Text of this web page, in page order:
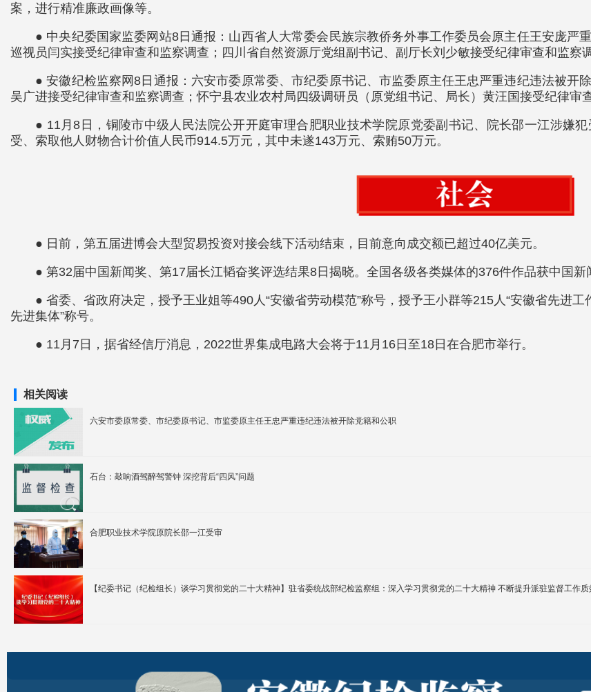
案，进行精准廉政画像等。
● 中央纪委国家监委网站8日通报：山西省人大常委会民族宗教侨务外事工作委员会原主任王安庞严
巡视员闫实接受纪律审查和监察调查；四川省自然资源厅党组副书记、副厅长刘少敏接受纪律审查和监察调
● 安徽纪检监察网8日通报：六安市委原常委、市纪委原书记、市监委原主任王忠严重违纪违法被开
吴广进接受纪律审查和监察调查；怀宁县农业农村局四级调研员（原党组书记、局长）黄汪国接受纪律审
● 11月8日，铜陵市中级人民法院公开开庭审理合肥职业技术学院原党委副书记、院长邵一江涉嫌
受、索取他人财物合计价值人民币914.5万元，其中未遂143万元、索贿50万元。
● 日前，第五届进博会大型贸易投资对接会线下活动结束，目前意向成交额已超过40亿美元。
● 第32届中国新闻奖、第17届长江韬奋奖评选结果8日揭晓。全国各级各类媒体的376件作品获中国新
● 省委、省政府决定，授予王业姐等490人“安徽省劳动模范”称号，授予王小群等215人“安徽省先进
先进集体”称号。
● 11月7日，据省经信厅消息，2022世界集成电路大会将于11月16日至18日在合肥市举行。
相关阅读
六安市委原常委、市纪委原书记、市监委原主任王忠严重违纪违法被开除党籍和公职
石台：敲响酒驾醉驾警钟 深挖背后“四风”问题
合肥职业技术学院原院长邵一江受审
【纪委书记（纪检组长）谈学习贯彻党的二十大精神】驻省委统战部纪检监察组：深入学习贯彻党的二十大精神 不断提升派驻监